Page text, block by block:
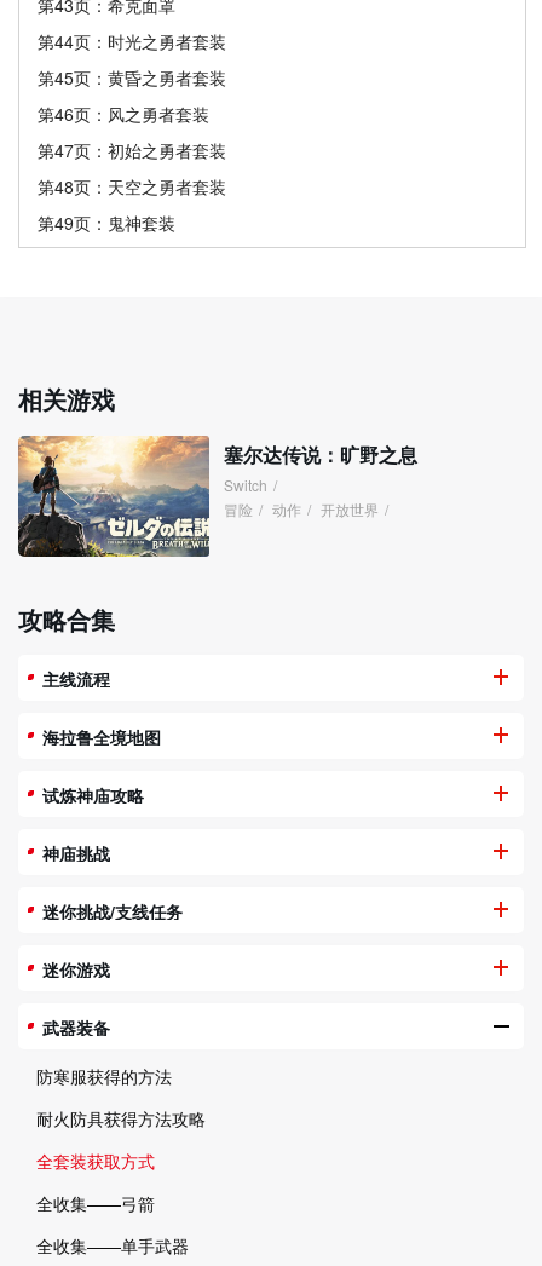
第44页：时光之勇者套装
第45页：黄昏之勇者套装
第46页：风之勇者套装
第47页：初始之勇者套装
第48页：天空之勇者套装
第49页：鬼神套装
相关游戏
塞尔达传说：旷野之息
Switch /
冒险 / 动作 / 开放世界 /
攻略合集
主线流程
海拉鲁全境地图
试炼神庙攻略
神庙挑战
迷你挑战/支线任务
迷你游戏
武器装备
防寒服获得的方法
耐火防具获得方法攻略
全套装获取方式
全收集——弓箭
全收集——单手武器